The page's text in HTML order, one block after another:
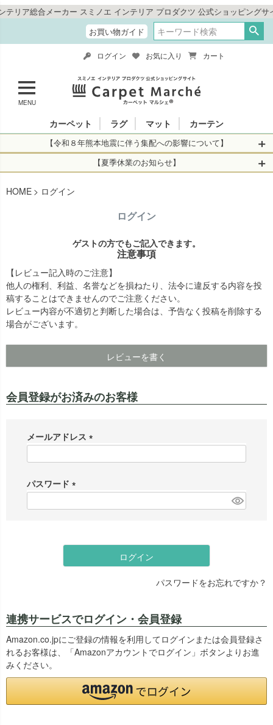
総合メーカー スミノエ インテリア プロダクツ 公式ショッピングサイト
お買い物ガイド
MENU
ログイン お気に入り カート
カーペット ラグ マット カーテン
【令和８年熊本地震に伴う集配への影響について】
令和8年熊本地震により、お亡くなりになられた方々に深く
お見舞い申し上げます。 この地震の影響により、現在、一
【お荷物のお届けに遅れが生じている地域】
・全国から九州あてのお荷物
・九州から全国あてのお荷物
なお、今後の被害状況や交通規制などにより、対象地域や
サービスへの影響が変更となる場合がございます。
お客さまにはご不便をおかけいたしますが、何卒ご理解賜
【夏季休業のお知らせ】
当店は は2026年8月11日(火)～2026年8月16日(日)
休業中のご注文に関しては自動返信メールは届きますが、
へのご返答ができかねます。 休業明けから順次送信させて
いただきますのでよろしくお願いいたします。
出荷センターも休業となりますため、休業期間中のご注文
商品の出荷は2026年8月18日(火) 以降となります。
→オーダー商品など、詳しくはこちらから
HOME ログイン
ログイン
ゲストの方でもご記入できます。
注意事項
【レビュー記入時のご注意】
他人の権利、利益、名誉などを損ねたり、法令に違反する内容を投
稿することはできませんのでご注意ください。
レビュー内容が不適切と判断した場合は、予告なく投稿を削除する
場合がございます。
レビューを書く
会員登録がお済みのお客様
メールアドレス
必
)
パスワード
必
ログイン
パスワードをお忘れですか？
連携サービスでログイン・会員登録
Amazon.co.jpにご登録の情報を利用してログインまたは会員登録さ
れるお客様は、「Amazonアカウントでログイン」ボタンよりお進
みください。